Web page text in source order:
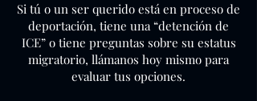
Si tú o un ser querido está en proceso de
deportación, tiene una “detención de
ICE” o tiene preguntas sobre su estatus
migratorio, llámanos hoy mismo para
evaluar tus opciones.